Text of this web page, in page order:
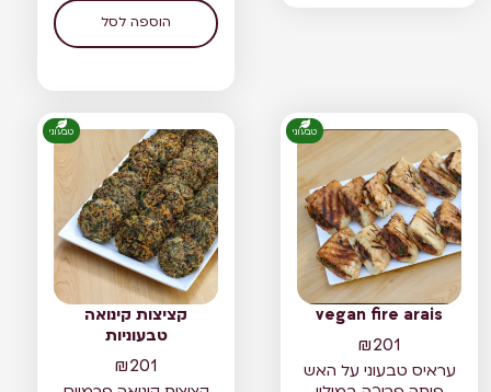
הוספה לסל
טבעוני
vegan fire arais
₪201
עראיס טבעוני על האש
טבעוני
קציצות קינואה
טבעוניות
₪201